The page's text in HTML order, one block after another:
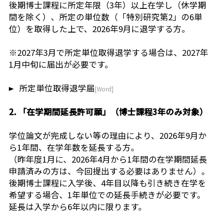
後期博士課程に所定年限（3年）以上在学し（休学期
間を除く）、所定の単位数（「特別研究第2」の6単
位）を取得した上で、2026年9月に退学する方。
※2027年3月で所定単位取得退学する場合は、2027年
1月中旬に届出が必要です。
所定単位取得退学届
2. 「在学期間延長許可願」（博士課程3年のみ対象）
学位論文が完成しない等の理由により、2026年9月か
ら1年間、在学年数を延長する方。
（昨年度1月に、2026年4月から1年間の在学期間延長
申請済みの方は、今回提出する必要はありません）。
後期博士課程に入学後、4年目以降も引き続き在学を
希望する場合、1年単位での延長手続きが必要です。
延長は入学から6年以内に限ります。